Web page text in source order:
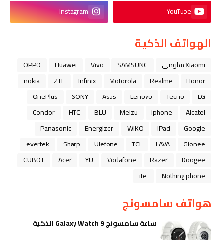
YouTube
Instagram
الهواتف الذكية
Xiaomi شاومي SAMSUNG
Vivo
Huawei
OPPO
Honor
Realme
Motorola
Infinix
ZTE
nokia
LG
Tecno
Lenovo
Asus
SONY
OnePlus
Alcatel
iphone
Meizu
BLU
HTC
Condor
Google
iPad
WIKO
Energizer
Panasonic
Gionee
LAVA
TCL
Ulefone
Sharp
evertek
Doogee
Razer
Vodafone
YU
Acer
CUBOT
Nothing phone
itel
هواتف سامسونج
ساعة سامسونج Galaxy Watch 9 الذكية